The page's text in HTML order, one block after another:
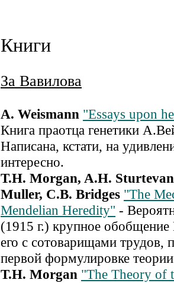
Книги
За Вавилова
A. Weismann "Essays upon
Книга праотца генетики
Написана, кстати, на
интересно.
T.H. Morgan, A.H.
Muller, C.B. Bridges "The
Mendelian Heredity" -
(1915 г.) крупное
его с сотоварищами трудов,
первой формулировке
T.H. Morgan "The Theory of